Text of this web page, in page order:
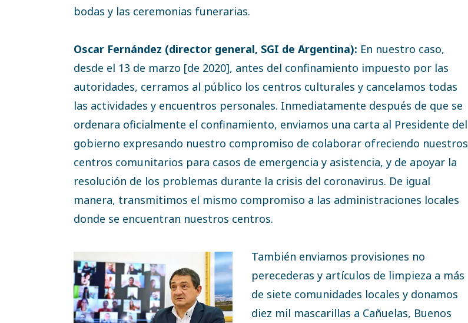
bodas y las ceremonias funerarias.
Oscar Fernández (director general, SGI de Argentina): En nuestro caso,
desde el 13 de marzo [de 2020], antes del confinamiento impuesto por las
autoridades, cerramos al público los centros culturales y cancelamos todas
las actividades y encuentros personales. Inmediatamente después de que se
ordenara oficialmente el confinamiento, enviamos una carta al Presidente del
gobierno expresando nuestro compromiso de colaborar ofreciendo nuestros
centros comunitarios para casos de emergencia y asistencia, y de apoyar la
resolución de los problemas durante la crisis del coronavirus. De igual
manera, transmitimos el mismo compromiso a las administraciones locales
donde se encuentran nuestros centros.
También enviamos provisiones no
perecederas y artículos de limpieza a más
de siete comunidades locales y donamos
diez mil mascarillas a Cañuelas, Buenos